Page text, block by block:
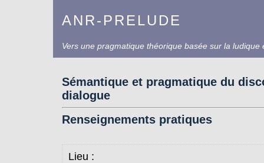
ANR-PRELUDE
Vers une pragmatique théorique basée sur la ludique
Sémantique et pragmatique du
dialogue
Renseignements pratiques
Lieu :